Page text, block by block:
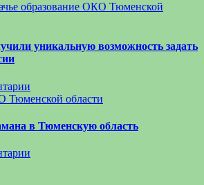
образование ОКО Тюменской
уникальную возможность задать
Тюменской области
в Тюменскую область